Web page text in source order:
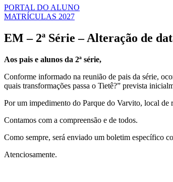
PORTAL DO ALUNO
MATRÍCULAS 2027
EM – 2ª Série – Alteração de
Aos pais e alunos da 2ª série,
Conforme informado na reunião de pais da série,
quais transformações passa o Tietê?” prevista
Por um impedimento do Parque do Varvito, local de
Contamos com a compreensão e de todos.
Como sempre, será enviado um boletim específico
Atenciosamente.